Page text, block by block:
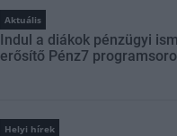
Aktuális
Indul a diákok pénzügyi
erősítő Pénz7
Helyi hírek